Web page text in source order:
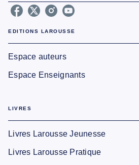
EDITIONS LAROUSSE
Espace auteurs
Espace Enseignants
LIVRES
Livres Larousse Jeunesse
Livres Larousse Pratique